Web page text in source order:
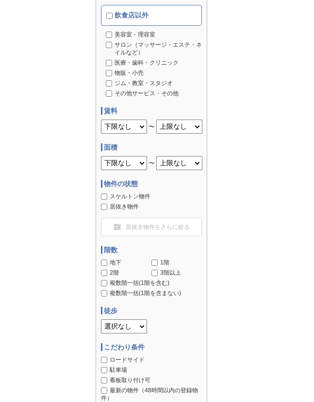
飲食店以外
美容室・理容室
サロン（マッサージ・エステ・ネ
イルなど）
医療・歯科・クリニック
物販・小売
ジム・教室・スタジオ
その他サービス・その他
賃料
〜
面積
〜
物件の状態
スケルトン物件
居抜き物件
居抜き物件をさらに絞る
階数
地下
1階
2階
3階以上
複数階一括(1階を含む)
複数階一括(1階を含まない)
徒歩
こだわり条件
ロードサイド
駐車場
看板取り付け可
最新の物件（48時間以内の登録物
件）